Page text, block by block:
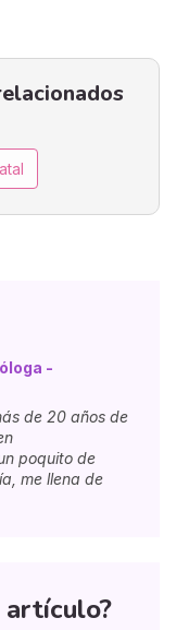
que se
que se
de la pregunta.
-
de 20 años de
poquito de
me llena de
artículo?